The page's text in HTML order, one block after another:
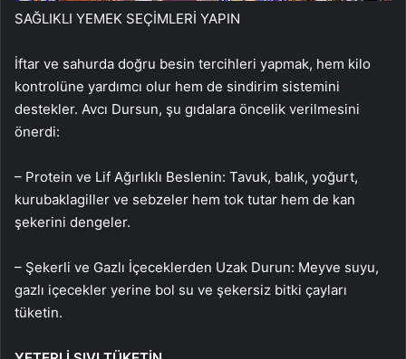
SAĞLIKLI YEMEK SEÇİMLERİ YAPIN
İftar ve sahurda doğru besin tercihleri yapmak, hem kilo
kontrolüne yardımcı olur hem de sindirim sistemini
destekler. Avcı Dursun, şu gıdalara öncelik verilmesini
önerdi:
– Protein ve Lif Ağırlıklı Beslenin: Tavuk, balık, yoğurt,
kurubaklagiller ve sebzeler hem tok tutar hem de kan
şekerini dengeler.
– Şekerli ve Gazlı İçeceklerden Uzak Durun: Meyve suyu,
gazlı içecekler yerine bol su ve şekersiz bitki çayları
tüketin.